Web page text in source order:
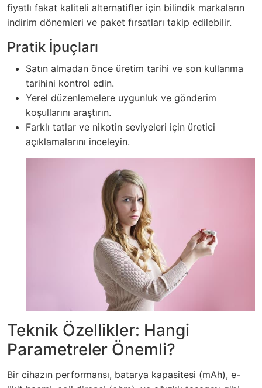
fiyatlı fakat kaliteli alternatifler için bilindik markaların
indirim dönemleri ve paket fırsatları takip edilebilir.
Pratik İpuçları
Satın almadan önce üretim tarihi ve son kullanma
tarihini kontrol edin.
Yerel düzenlemelere uygunluk ve gönderim
koşullarını araştırın.
Farklı tatlar ve nikotin seviyeleri için üretici
açıklamalarını inceleyin.
Teknik Özellikler: Hangi
Parametreler Önemli?
Bir cihazın performansı, batarya kapasitesi (mAh), e-